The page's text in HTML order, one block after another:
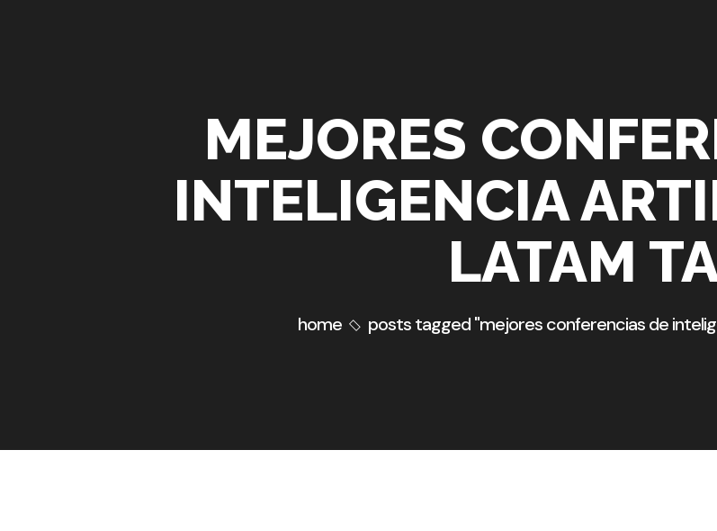
MEJORES
INTELIGENCIA
LATAM
home posts tagged "mejores conferencias de